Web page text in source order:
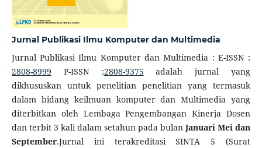
Jurnal Publikasi Ilmu Komputer dan Multimedia
Jurnal Publikasi Ilmu Komputer dan Multimedia : E-ISSN :
2808-8999 P-ISSN :2808-9375 adalah jurnal yang
dikhususkan untuk penelitian penelitian yang termasuk
dalam bidang keilmuan komputer dan Multimedia yang
diterbitkan oleh Lembaga Pengembangan Kinerja Dosen
dan terbit 3 kali dalam setahun pada bulanJanuari Mei dan
September.Jurnal ini terakreditasi SINTA 5 (Surat